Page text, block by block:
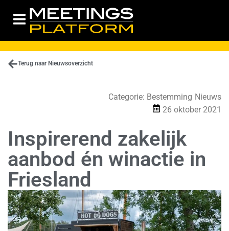
Terug naar Nieuwsoverzicht
Categorie: Bestemming Nieuws
26 oktober 2021
Inspirerend zakelijk
aanbod én winactie in
Friesland